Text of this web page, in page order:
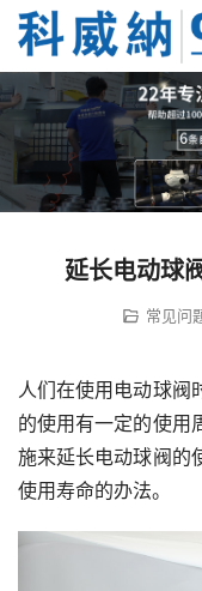
延长电动球
常见问
人们在使用电动球阀
的使用有一定的使用
施来延长电动球阀的
使用寿命的办法。